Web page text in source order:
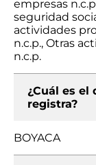
empresas
seguridad
actividades
n.c.p., Otras
n.c.p.
¿Cuál es el
registra?
BOYACA